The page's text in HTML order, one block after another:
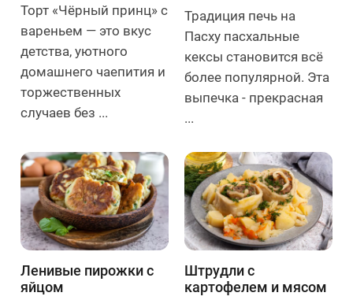
Торт «Чёрный принц» с
вареньем — это вкус
детства, уютного
домашнего чаепития и
торжественных
случаев без ...
Традиция печь на
Пасху пасхальные
кексы становится всё
более популярной. Эта
выпечка - прекрасная
...
Ленивые пирожки с
яйцом
Штрудли с
картофелем и мясом